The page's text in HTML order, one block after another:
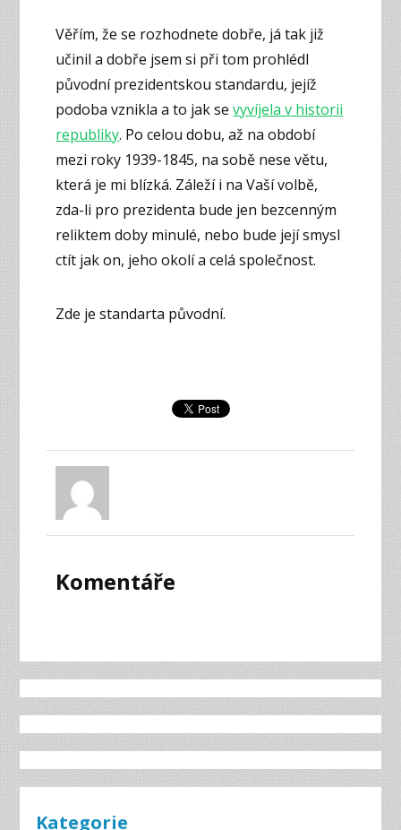
Věřím, že se rozhodnete dobře, já tak již
učinil a dobře jsem si při tom prohlédl
původní prezidentskou standardu, jejíž
podoba vznikla a to jak sevyvíjela v historii
republiky. Po celou dobu, až na období
mezi roky 1939-1845, na sobě nese větu,
která je mi blízká. Záleží i na Vaší volbě,
zda-li pro prezidenta bude jen bezcenným
reliktem doby minulé, nebo bude její smysl
ctít jak on, jeho okolí a celá společnost.
Zde je standarta původní.
Komentáře
Kategorie